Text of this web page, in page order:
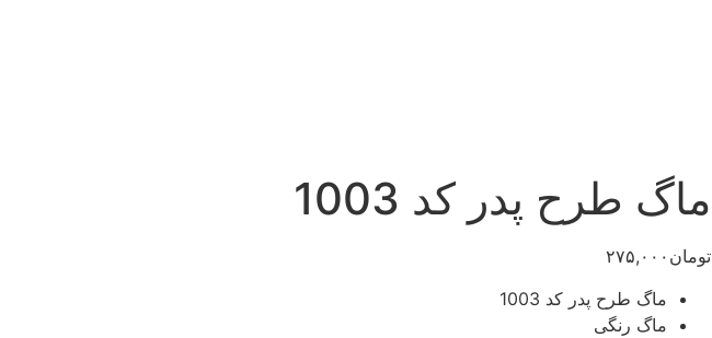
ماگ طرح پدر کد 1003
تومان ۲۷۵,۰۰۰
ماگ طرح پدر کد 1003
ماگ رنگی